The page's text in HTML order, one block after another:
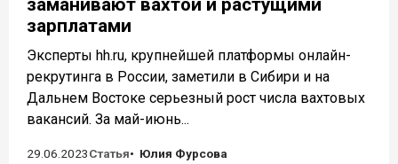
зарплатами
Эксперты hh.ru, крупнейшей платформы онлайн-
рекрутинга в России, заметили в Сибири и на
Дальнем Востоке серьезный рост числа вахтовых
вакансий. За май-июнь...
29.06.2023Статья
Юлия Фурсова